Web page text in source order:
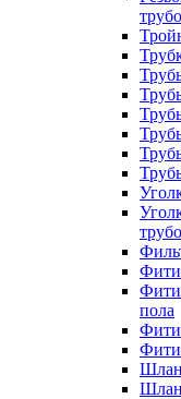
пола